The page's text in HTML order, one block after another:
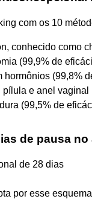
com os 10
conhecido como
(99,9% de
hormônios (99,8%
pílula e anel
(99,5% de
de pausa
de 28 dias
por esse